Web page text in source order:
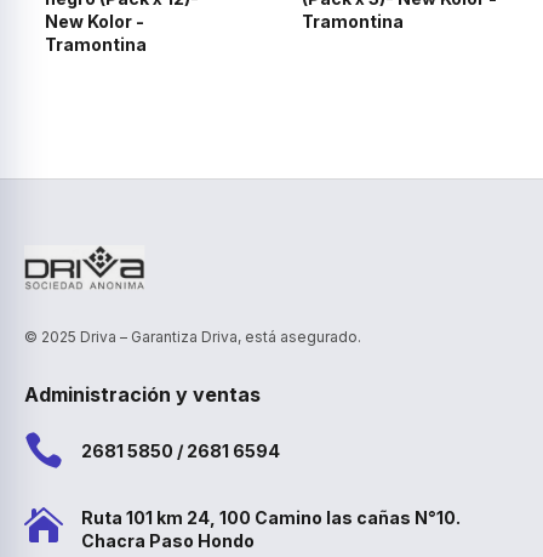
New Kolor -
Tramontina
Tramontina
© 2025 Driva – Garantiza Driva, está asegurado.
Administración y ventas
 2681 5850 / 2681 6594

Ruta 101 km 24, 100 Camino las cañas N°10.
Chacra Paso Hondo